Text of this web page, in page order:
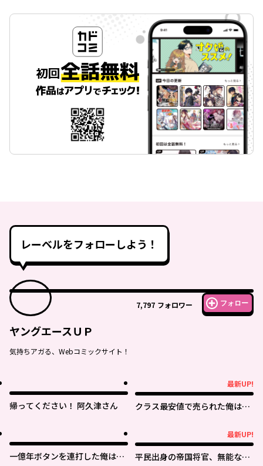
レーベルをフォローしよう！
7,797 フォロワー フォロー
ヤングエースＵＰ
気持ちアガる、Webコミックサイト！
帰ってください！ 阿久津さん
最新UP!
クラス最安値で売られた俺は、
一億年ボタンを連打した俺は、
最新UP!
平民出身の帝国将官、無能な貴